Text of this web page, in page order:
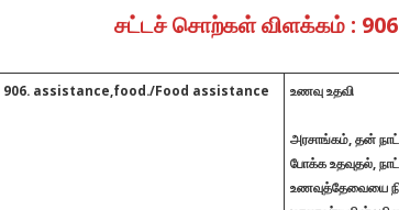
சட்டச் சொற்கள் விளக்கம் : 906
906. assistance,food./Food assistance உணவு உதவி
அரசாங்கம், தன்
போக்க உதவுதல்,
உணவுத்தேவையை